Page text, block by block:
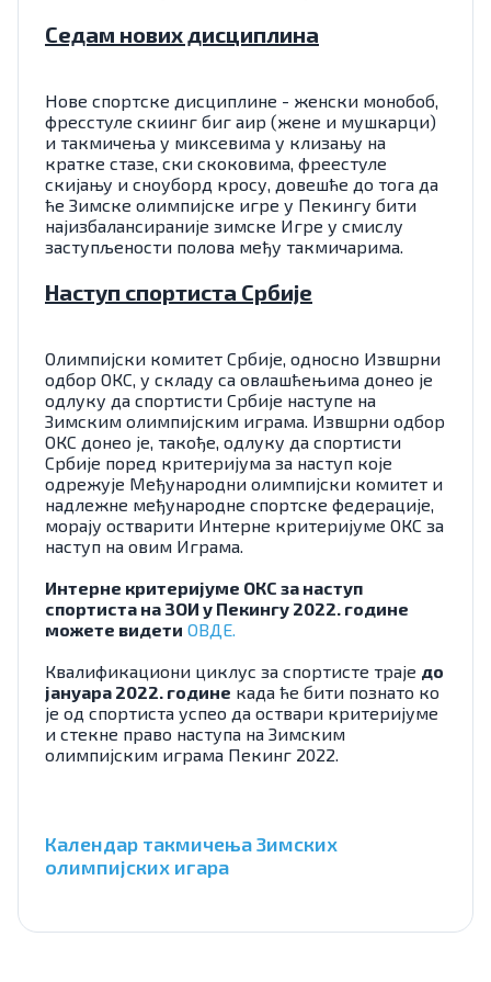
Седам нових дисциплина
Нове спортске дисциплине - женски монобоб,
фресстyле скиинг биг аир (жене и мушкарци)
и такмичења у миксевима у клизању на
кратке стазе, ски скоковима, фреестyле
скијању и сноуборд кросу, довешће до тога да
ће Зимске олимпијске игре у Пекингу бити
најизбалансираније зимске Игре у смислу
заступљености полова међу такмичарима.
Наступ спортиста Србије
Олимпијски комитет Србије, односно Извшрни
одбор ОКС, у складу са овлашћењима донео је
одлуку да спортисти Србије наступе на
Зимским олимпијским играма. Извшрни одбор
ОКС донео је, такође, одлуку да спортисти
Србије поред критеријума за наступ које
одрежује Међународни олимпијски комитет и
надлежне међународне спортске федерације,
морају остварити Интерне критеријуме ОКС за
наступ на овим Играма.
Интерне критеријуме ОКС за наступ
спортиста на ЗОИ у Пекингу 2022. године
можете видети ОВДЕ.
Квалификациони циклус за спортисте траје до
јануара 2022. године када ће бити познато ко
је од спортиста успео да оствари критеријуме
и стекне право наступа на Зимским
олимпијским играма Пекинг 2022.
Календар такмичења Зимских
олимпијских игара